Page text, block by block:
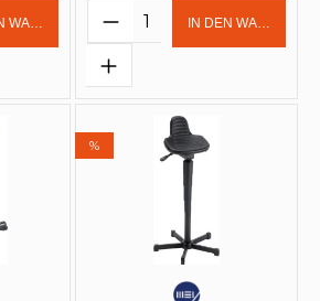
Gib den
WARENKORB Produkt Anzahl:
IN DEN
%